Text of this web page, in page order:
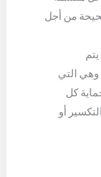
من أجل
التي
كل
أو